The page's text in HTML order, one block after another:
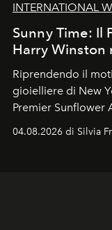
INTERNATIONAL
Sunny Time: Il
Harry Winston
Riprendendo il
gioielliere di New
Premier Sunflower
04.08.2026 di Silvia